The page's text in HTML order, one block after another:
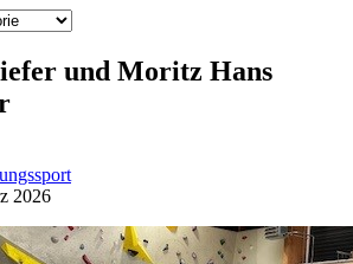
und Moritz Hans
2026